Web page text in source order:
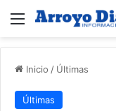
Menú
Inicio / Últimas
Últimas